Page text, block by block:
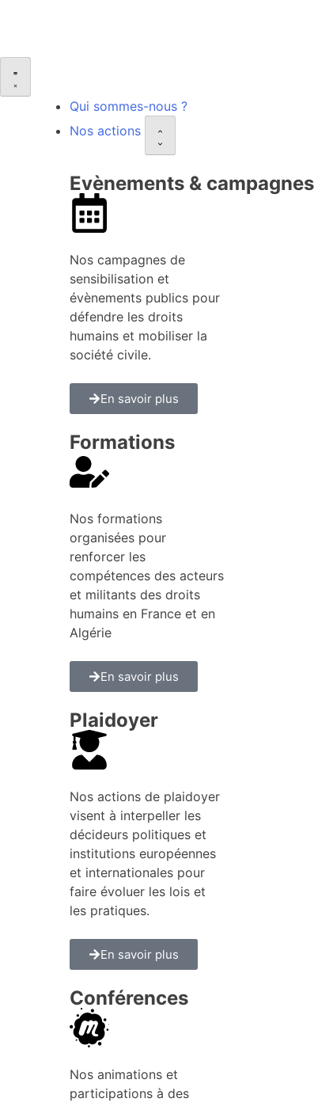
Qui sommes-nous ?
Nos actions
Evènements & campagnes
Nos campagnes de
sensibilisation et
évènements publics pour
défendre les droits
humains et mobiliser la
société civile.
En savoir plus
Formations
Nos formations
organisées pour
renforcer les
compétences des acteurs
et militants des droits
humains en France et en
Algérie
En savoir plus
Plaidoyer
Nos actions de plaidoyer
visent à interpeller les
décideurs politiques et
institutions européennes
et internationales pour
faire évoluer les lois et
les pratiques.
En savoir plus
Conférences
Nos animations et
participations à des